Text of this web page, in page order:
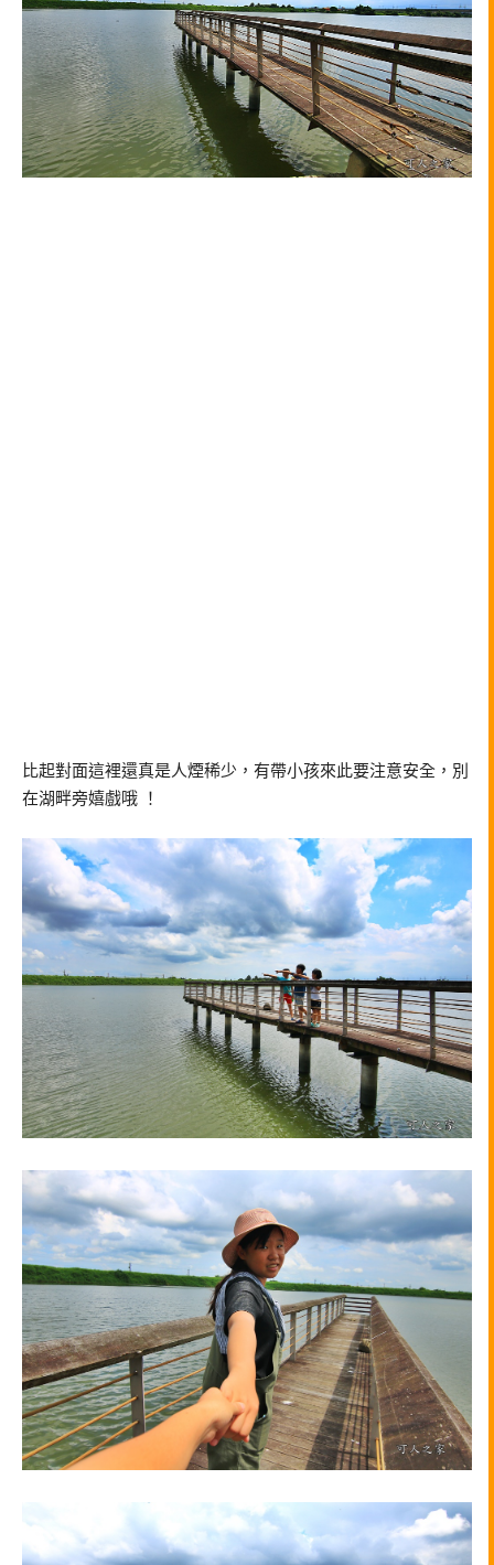
比起對面這裡還真是人煙稀少，有帶小孩來此要注意安全，別
在湖畔旁嬉戲哦 ！